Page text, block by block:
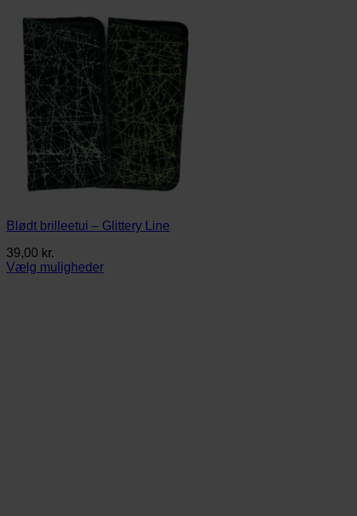
Blødt brilleetui – Glittery Line
39,00 kr.
Vælg muligheder